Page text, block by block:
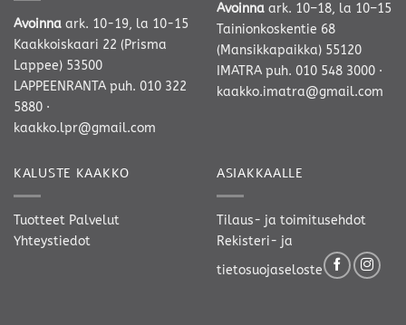
Avoinna ark. 10-19, la 10-15
Kaakkoiskaari 22 (Prisma
Lappee) 53500
LAPPEENRANTA puh. 010 322
5880 ·
kaakko.lpr@gmail.com
Avoinna ark. 10–18, la 10–15
Tainionkoskentie 68
(Mansikkapaikka) 55120
IMATRA puh. 010 548 3000 ·
kaakko.imatra@gmail.com
KALUSTE KAAKKO
Tuotteet Palvelut
Yhteystiedot
ASIAKKAALLE
Tilaus- ja toimitusehdot
Rekisteri- ja
tietosuojaseloste